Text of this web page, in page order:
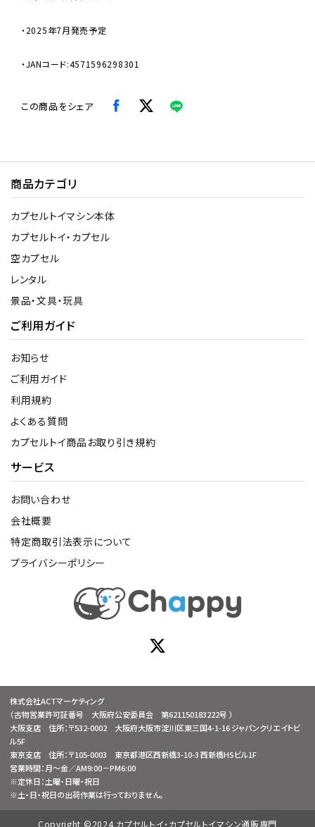
・2025年7月発売予定
・JANコード:4571596298301
この商品をシェア
商品カテゴリ
カプセルトイマシン本体
カプセルトイ・カプセル
空カプセル
レンタル
景品・文具・玩具
ご利用ガイド
お知らせ
ご利用ガイド
利用規約
よくある質問
カプセルトイ商品お取り引き規約
サービス
お問い合わせ
会社概要
特定商取引法表示について
プライバシーポリシー
株式会社ACTマーケティング
（古物営業許可証番号 大阪府公安委員会 第621150183222号 ）
大阪支店 住所：〒532-0002 大阪府大阪市淀川区東三国4-1-16 ジャパンクリエイトビ
ル5F
東京支店 住所：〒105-0003 東京都港区西新橋3-10-3 西新橋HSビル1F
営業時間：月～金／AM9:00－PM6:00
※定休日：土曜・日曜・祝日
※土・日・祝日の出荷作業は行っておりません。
Copyright ©2024 カプセルトイ・カプセルトイマシン通販専門